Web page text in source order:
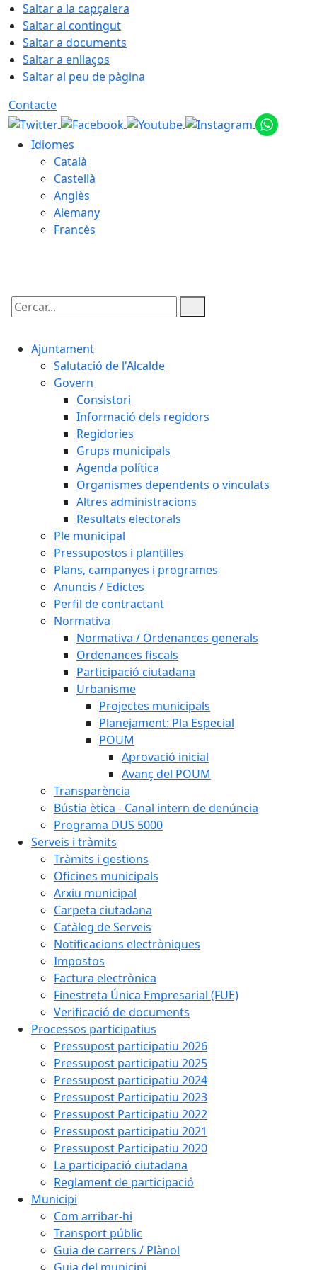
Saltar a la capçalera
Saltar al contingut
Saltar a documents
Saltar a enllaços
Saltar al peu de pàgina
Contacte
Idiomes
Català
Castellà
Anglès
Alemany
Francès
Cercar:
Ajuntament
Salutació de l'Alcalde
Govern
Consistori
Informació dels regidors
Regidories
Grups municipals
Agenda política
Organismes dependents o vinculats
Altres administracions
Resultats electorals
Ple municipal
Pressupostos i plantilles
Plans, campanyes i programes
Anuncis / Edictes
Perfil de contractant
Normativa
Normativa / Ordenances generals
Ordenances fiscals
Participació ciutadana
Urbanisme
Projectes municipals
Planejament: Pla Especial
POUM
Aprovació inicial
Avanç del POUM
Transparència
Bústia ètica - Canal intern de denúncia
Programa DUS 5000
Serveis i tràmits
Tràmits i gestions
Oficines municipals
Arxiu municipal
Carpeta ciutadana
Catàleg de Serveis
Notificacions electròniques
Impostos
Factura electrònica
Finestreta Única Empresarial (FUE)
Verificació de documents
Processos participatius
Pressupost participatiu 2026
Pressupost participatiu 2025
Pressupost participatiu 2024
Pressupost Participatiu 2023
Pressupost Participatiu 2022
Pressupost participatiu 2021
Pressupost Participatiu 2020
La participació ciutadana
Reglament de participació
Municipi
Com arribar-hi
Transport públic
Guia de carrers / Plànol